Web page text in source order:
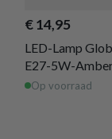
€ 14,95
LED-Lamp
E27-5W-
Op voorraad